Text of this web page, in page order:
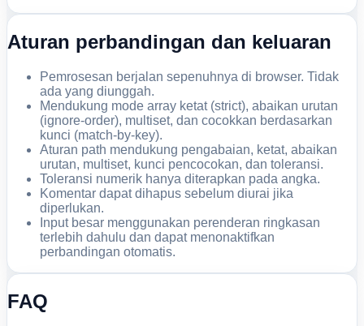
Aturan perbandingan dan keluaran
Pemrosesan berjalan sepenuhnya di browser. Tidak
ada yang diunggah.
Mendukung mode array ketat (strict), abaikan urutan
(ignore-order), multiset, dan cocokkan berdasarkan
kunci (match-by-key).
Aturan path mendukung pengabaian, ketat, abaikan
urutan, multiset, kunci pencocokan, dan toleransi.
Toleransi numerik hanya diterapkan pada angka.
Komentar dapat dihapus sebelum diurai jika
diperlukan.
Input besar menggunakan perenderan ringkasan
terlebih dahulu dan dapat menonaktifkan
perbandingan otomatis.
FAQ